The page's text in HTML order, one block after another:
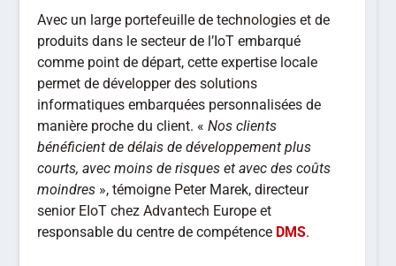
Avec un large portefeuille de technologies et de
produits dans le secteur de l’IoT embarqué
comme point de départ, cette expertise locale
permet de développer des solutions
informatiques embarquées personnalisées de
manière proche du client. «Nos clients
bénéficient de délais de développement plus
courts, avec moins de risques et avec des coûts
moindres », témoigne Peter Marek, directeur
senior EIoT chez Advantech Europe et
responsable du centre de compétence DMS.